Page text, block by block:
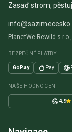
Zasaď strom,
PlanetWe Rewild
BEZPEČNÉ PLATBY
GoPay Pay
NAŠE HODNOCENÍ
4.9